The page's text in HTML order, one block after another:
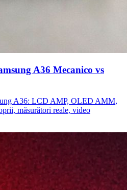
A36 Mecanico vs
A36: LCD AMP, OLED AMM,
măsurători reale, video